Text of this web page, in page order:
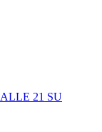
21 SU